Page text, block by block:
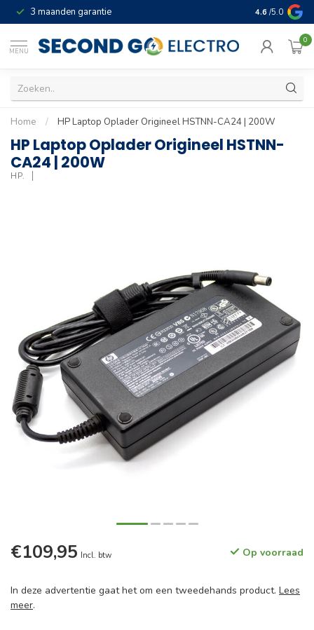
3 maanden garantie Geld terug
4.6 /5.0
MENU
0
Home / HP Laptop Oplader Origineel HSTNN-CA24 | 200W
HP Laptop Oplader Origineel HSTNN-
CA24 | 200W
HP.
€109,95 Incl. btw Op voorraad
In deze advertentie gaat het om een tweedehands product. Lees
meer.